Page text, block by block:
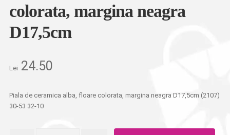
colorata, margina neagra
D17,5cm
Lei 24.50
Piala de ceramica alba, floare colorata, margina neagra D17,5cm (2107)
30-53 32-10